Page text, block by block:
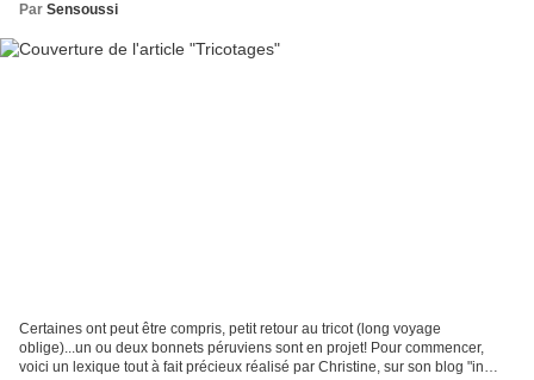
Par Sensoussi
Certaines ont peut être compris, petit retour au tricot (long voyage
oblige)...un ou deux bonnets péruviens sont en projet! Pour commencer,
voici un lexique tout à fait précieux réalisé par Christine, sur son blog "in